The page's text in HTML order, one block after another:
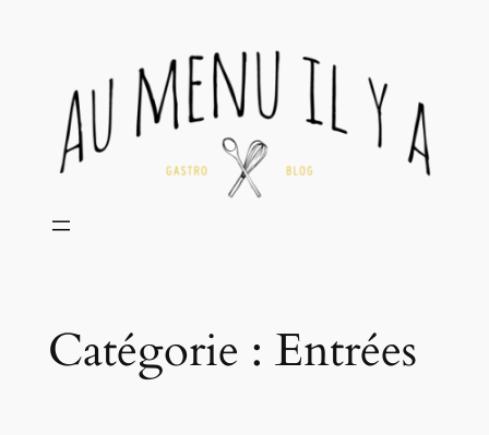
Catégorie : Entrées